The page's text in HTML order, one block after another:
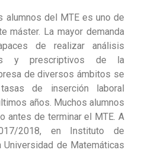
alumnos del MTE es uno de
máster. La mayor demanda
de realizar análisis
y prescriptivos de la
de diversos ámbitos se
de inserción laboral
años. Muchos alumnos
antes de terminar el MTE. A
2018, en Instituto de
de Matemáticas